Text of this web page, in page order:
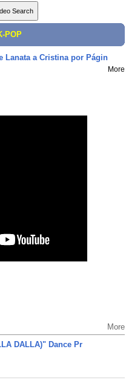
POP
Lanata a Cristina por Págin
More
More
DALLA)" Dance Pr